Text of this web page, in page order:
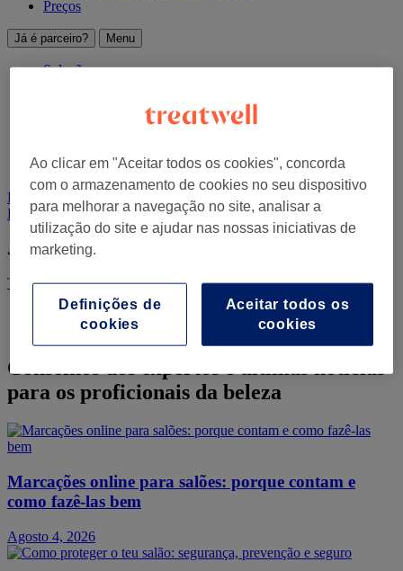
Preços
Já é parceiro? Menu
Soluções
Preços
Iniciar sessão para Treatwell Connect
Iniciar sessão para Treatwell
Pro
Testa Gratuitamente
Já é parceiro?
Treatwell ConnectTreatwell Pro
Home
Conselhos dos expertos e últimas notícias
para os proficionais da beleza
Marcações online para salões: porque contam e
como fazê-las bem
Agosto 4, 2026
Ao clicar em "Aceitar todos os cookies", concorda
com o armazenamento de cookies no seu dispositivo
para melhorar a navegação no site, analisar a
utilização do site e ajudar nas nossas iniciativas de
marketing.
Aceitar todos os
cookies
Definições de
cookies